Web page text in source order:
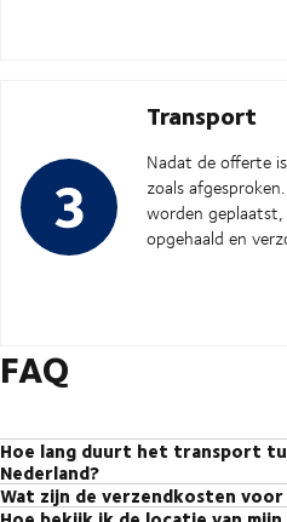
Transport
Nadat de offerte
zoals
worden
opgehaald en
FAQ
Hoe lang duurt het transport
Nederland?
Transittijden variëren doorgaans van
Wat zijn de verzendkosten voor